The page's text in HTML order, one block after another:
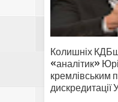
Колишніх
«аналітик»
кремлівським
дискредитації